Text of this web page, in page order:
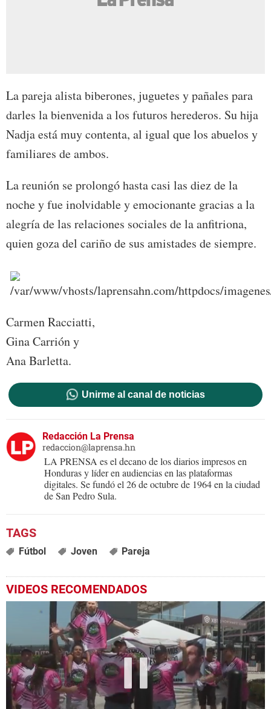
La pareja alista biberones, juguetes y pañales para
darles la bienvenida a los futuros herederos. Su hija
Nadja está muy contenta, al igual que los abuelos y
familiares de ambos.
La reunión se prolongó hasta casi las diez de la
noche y fue inolvidable y emocionante gracias a la
alegría de las relaciones sociales de la anfitriona,
quien goza del cariño de sus amistades de siempre.
Carmen Racciatti,
Gina Carrión y
Ana Barletta.
Unirme al canal de noticias
Redacción La Prensa
redaccion@laprensa.hn
LA PRENSA es el decano de los diarios impresos en
Honduras y líder en audiencias en las plataformas
digitales. Se fundó el 26 de octubre de 1964 en la ciudad
de San Pedro Sula.
Fútbol Joven Pareja
VIDEOS RECOMENDADOS